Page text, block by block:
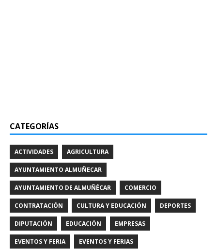
CATEGORÍAS
ACTIVIDADES AGRICULTURA
AYUNTAMIENTO ALMUÑECAR
AYUNTAMIENTO DE ALMUÑÉCAR COMERCIO
CONTRATACIÓN CULTURA Y EDUCACIÓN DEPORTES
DIPUTACIÓN EDUCACIÓN EMPRESAS
EVENTOS Y FERIA EVENTOS Y FERIAS